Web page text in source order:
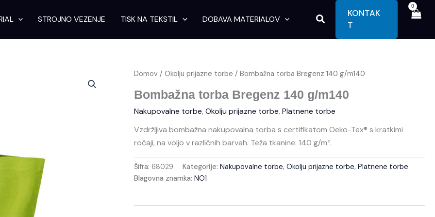
STROJNO VEZENJE TISK NA TEKSTIL DOBAVA MATERIALOV Search
KONTAK
T
Domov /Okolju prijazne torbe / Bombažna torba Bregenz 140 g/m140
Bombažna torba Bregenz 140 g/m140
Nakupovalne torbe,Okolju prijazne torbe,Platnene torbe
Vzdržljiva bombažna nakupovalna torba s certifikatom Oeko-Tex® s kratkimi
ročaji, na voljo v različnih barvah. Teža tkanine: 140 g/m².
Šifra: 68029 Kategorije: Nakupovalne torbe,Okolju prijazne torbe, Platnene torbe
Blagovna znamka: NO1